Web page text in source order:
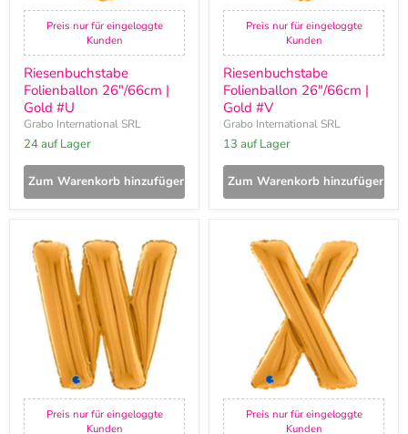
Preis nur für eingeloggte
Kunden
Riesenbuchstabe
Folienballon 26"/66cm |
Gold #U
Grabo International SRL
24 auf Lager
Zum Warenkorb hinzufügen
Preis nur für eingeloggte
Kunden
Riesenbuchstabe
Folienballon 26"/66cm |
Gold #V
Grabo International SRL
13 auf Lager
Zum Warenkorb hinzufügen
Riesenbuchstabe
Folienballon
26"/66cm
Gold
Preis nur für eingeloggte
Kunden
Riesenbuchstabe
Folienballon
26"/66cm
Preis nur für eingeloggte
Kunden